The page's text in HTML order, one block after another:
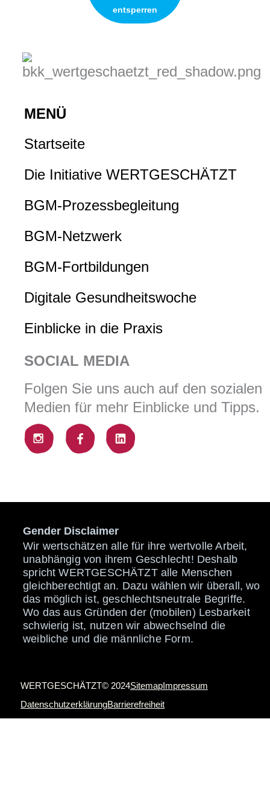
entsperren
MENÜ
Startseite
Die Initiative WERTGESCHÄTZT
BGM-Prozessbegleitung
BGM-Netzwerk
BGM-Fortbildungen
Digitale Gesundheitswoche
Einblicke in die Praxis
SOCIAL MEDIA
Folgen Sie uns auch auf den sozialen
Medien für mehr Einblicke und Tipps.
Gender Disclaimer
Wir wertschätzen alle für ihre wertvolle Arbeit,
unabhängig von ihrem Geschlecht! Deshalb
spricht WERTGESCHÄTZT alle Menschen
gleichberechtigt an. Dazu wählen wir überall, wo
das möglich ist, geschlechtsneutrale Begriffe.
Wo das aus Gründen der (mobilen) Lesbarkeit
schwierig ist, nutzen wir abwechselnd die
weibliche und die männliche Form.
WERTGESCHÄTZT© 2024SitemapImpressum
DatenschutzerklärungBarrierefreiheit